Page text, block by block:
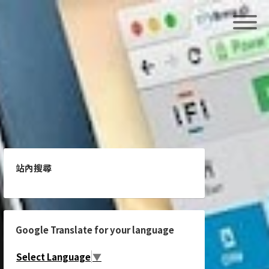
站內搜尋
Google Translate for your language
Select Language▼